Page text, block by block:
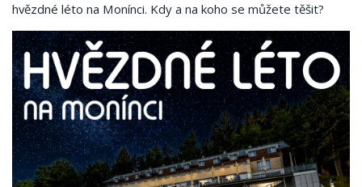
hvězdné léto na Monínci. Kdy a na koho se můžete těšit?